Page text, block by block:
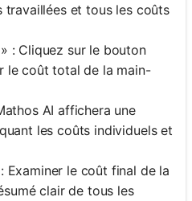
travaillées et tous les coûts
: Cliquez sur le bouton
le coût total de la main-
AI affichera une
les coûts individuels et
Examiner le coût final de la
clair de tous les